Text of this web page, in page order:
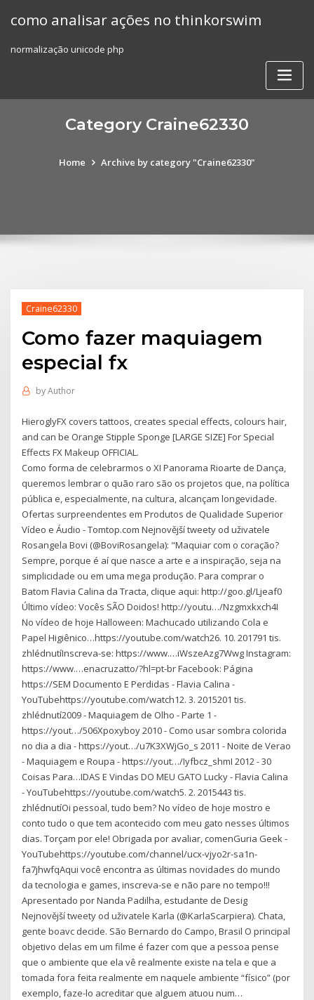
como analisar ações no thinkorswim
normalização unicode php
Category Craine62330
Home Archive by category "Craine62330"
Craine62330
Como fazer maquiagem
especial fx
byAuthor
HieroglyFX covers tattoos, creates special effects, colours hair,
and can be Orange Stipple Sponge [LARGE SIZE] For Special
Effects FX Makeup OFFICIAL.
Como forma de celebrarmos o XI Panorama Rioarte de Dança,
queremos lembrar o quão raro são os projetos que, na política
pública e, especialmente, na cultura, alcançam longevidade.
Ofertas surpreendentes em Produtos de Qualidade Superior
Vídeo e Áudio - Tomtop.com Nejnovější tweety od uživatele
Rosangela Bovi (@BoviRosangela): "Maquiar com o coração?
Sempre, porque é aí que nasce a arte e a inspiração, seja na
simplicidade ou em uma mega produção. Para comprar o
Batom Flavia Calina da Tracta, clique aqui: http://goo.gl/Ljeaf0
Último vídeo: Vocês SÃO Doidos! http://youtu…/Nzgmxkxch4I
No vídeo de hoje Halloween: Machucado utilizando Cola e
Papel Higiênico…https://youtube.com/watch26. 10. 201791 tis.
zhlédnutíInscreva-se: https://www.…iWszeAzg7Wwg Instagram:
https://www.…enacruzatto/?hl=pt-br Facebook: Página
https://SEM Documento E Perdidas - Flavia Calina -
YouTubehttps://youtube.com/watch12. 3. 2015201 tis.
zhlédnutí2009 - Maquiagem de Olho - Parte 1 -
https://yout…/506Xpoxyboy 2010 - Como usar sombra colorida
no dia a dia - https://yout…/u7K3XWjGo_s 2011 - Noite de Verao
- Maquiagem e Roupa - https://yout…/Iyfbcz_shmI 2012 - 30
Coisas Para…IDAS E Vindas DO MEU GATO Lucky - Flavia Calina
- YouTubehttps://youtube.com/watch5. 2. 2015443 tis.
zhlédnutíOi pessoal, tudo bem? No vídeo de hoje mostro e
conto tudo o que tem acontecido com meu gato nesses últimos
dias. Torçam por ele! Obrigada por avaliar, comenGuria Geek -
YouTubehttps://youtube.com/channel/ucx-vjyo2r-sa1n-
fa7jhwfqAqui você encontra as últimas novidades do mundo
da tecnologia e games, inscreva-se e não pare no tempo!!!
Apresentado por Nanda Padilha, estudante de Desig
Nejnovější tweety od uživatele Karla (@KarlaScarpiera). Chata,
gente boavc decide. São Bernardo do Campo, Brasil O principal
objetivo delas em um filme é fazer com que a pessoa pense
que o ambiente que ela vê realmente existe na tela e que a
tomada fora feita realmente em naquele ambiente “físico” (por
exemplo, faze-lo acreditar que alguem atuou num…